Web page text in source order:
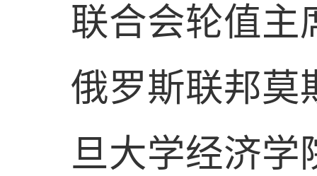
联合会轮值主
俄罗斯联邦莫
旦大学经济学